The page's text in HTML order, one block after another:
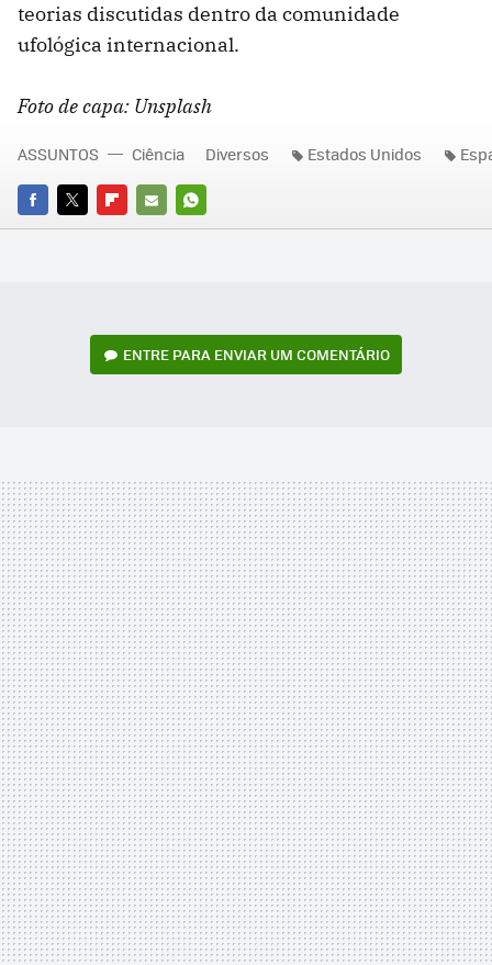
teorias discutidas dentro da comunidade
ufológica internacional.
Foto de capa: Unsplash
FACEBOOK
TWITTERFLIPBOARD
E-
WHATSAPP
ASSUNTOS Ciência Diversos Estados Unidos
ENTRE PARA ENVIAR UM COMENTÁRIO